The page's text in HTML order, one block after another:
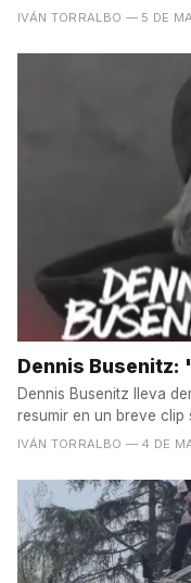
IVÁN TORRALBO — 5 DE
Dennis
Dennis Busenitz lleva
resumir en un breve clip
IVÁN TORRALBO — 4 DE